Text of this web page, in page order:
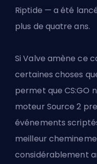
Riptide — a été
plus de quatre ans.
Si Valve amène ce
certaines choses
permet que CS:GO
moteur Source 2
événements
meilleur
considérablement